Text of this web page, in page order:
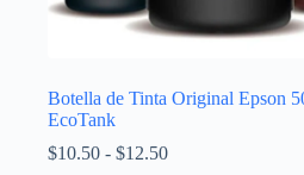
Botella de Tinta Original Epson
EcoTank
$10.50 - $12.50Rango